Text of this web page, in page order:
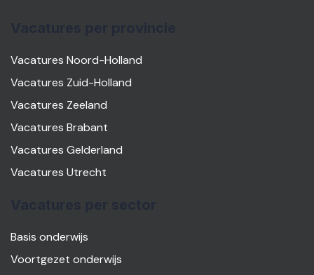
Vacatures Noord-Holland
Vacatures Zuid-Holland
Vacatures Zeeland
Vacatures Brabant
Vacatures Gelderland
Vacatures Utrecht
Basis onderwijs
Voortgezet onderwijs